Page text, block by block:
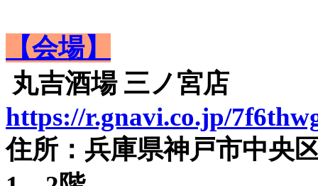
【会場】
丸吉酒場 三ノ宮店
https://r.gnavi.co.jp/
住所：兵庫県神戸市中央